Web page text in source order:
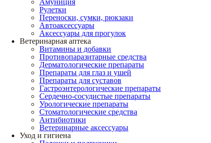
Амуниция
Рулетки
Переноски, сумки, рюкзаки
Автоаксессуары
Аксессуары для прогулок
Ветеринарная аптека
Витамины и добавки
Противопаразитарные средства
Дерматологические препараты
Препараты для глаз и ушей
Препараты для суставов
Гастроэнтерологические препараты
Сердечно-сосудистые препараты
Урологические препараты
Стоматологические средства
Антибиотики
Ветеринарные аксессуары
Уход и гигиена